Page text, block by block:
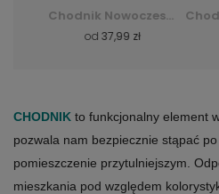
Chodnik Podgumowany 22 Cheops (Forest) -
od43,99 zł
CHODNIK to funkcjonalny element
pozwala nam bezpiecznie stąpać
pomieszczenie przytulniejszym.
mieszkania pod względem